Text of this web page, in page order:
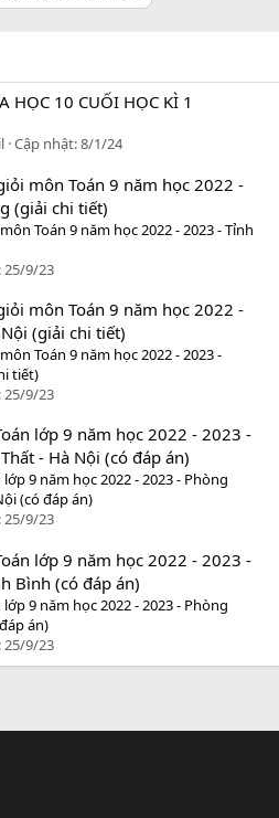
HỌC 10 CUỐI HỌC KÌ 1
Cập nhật:8/1/24
môn Toán 9 năm học 2022 -
(giải chi tiết)
Toán 9 năm học 2022 - 2023 - Tỉnh
25/9/23
môn Toán 9 năm học 2022 -
(giải chi tiết)
Toán 9 năm học 2022 - 2023 -
tiết)
25/9/23
lớp 9 năm học 2022 - 2023 -
- Hà Nội (có đáp án)
9 năm học 2022 - 2023 - Phòng
(có đáp án)
25/9/23
lớp 9 năm học 2022 - 2023 -
Bình (có đáp án)
9 năm học 2022 - 2023 - Phòng
án)
25/9/23